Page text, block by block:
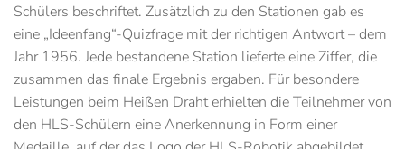
Schülers beschriftet. Zusätzlich zu den Stationen gab es
eine „Ideenfang“-Quizfrage mit der richtigen Antwort – dem
Jahr 1956. Jede bestandene Station lieferte eine Ziffer, die
zusammen das finale Ergebnis ergaben. Für besondere
Leistungen beim Heißen Draht erhielten die Teilnehmer von
den HLS-Schülern eine Anerkennung in Form einer